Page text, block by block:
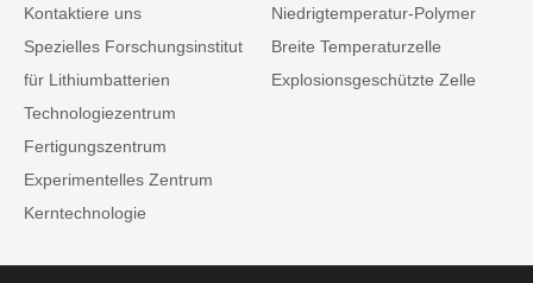
Kontaktiere uns
Spezielles Forschungsinstitut
für Lithiumbatterien
Technologiezentrum
Fertigungszentrum
Experimentelles Zentrum
Kerntechnologie
Niedrigtemperatur-Polymer
Breite Temperaturzelle
Explosionsgeschützte Zelle